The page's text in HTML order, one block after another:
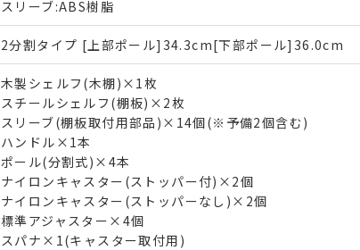
スリーブ:ABS樹脂
2分割タイプ [上部ポール]34.3cm[下部ポール]36.0cm
木製シェルフ(木棚)×1枚
スチールシェルフ(棚板)×2枚
スリーブ(棚板取付用部品)×14個(※予備2個含む)
ハンドル×1本
ポール(分割式)×4本
ナイロンキャスター(ストッパー付)×2個
ナイロンキャスター(ストッパーなし)×2個
標準アジャスター×4個
スパナ×1(キャスター取付用)